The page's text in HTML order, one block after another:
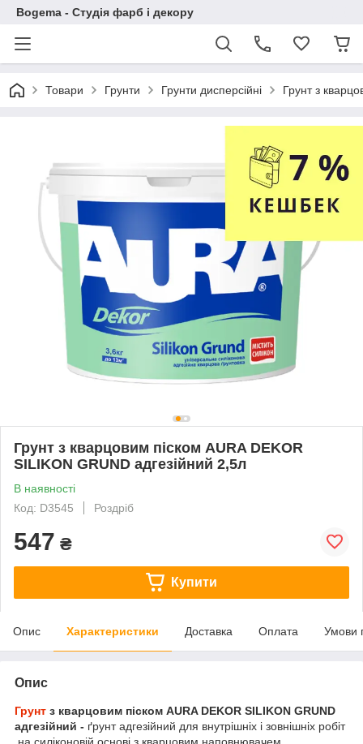
Bogema - Студія фарб і декору
Товари Грунти Грунти дисперсійні Грунт з
Грунт з кварцовим піском AURA DEKOR
SILIKON GRUND адгезійний 2,5л
В наявності
Код: D3545
Роздріб
547 ₴
Купити
Опис Характеристики Доставка Оплата Умови
Опис
Грунт з кварцовим піском AURA DEKOR SILIKON GRUND
адгезійний - ґрунт адгезійний для внутрішніх і зовнішніх робіт
на силіконовій основі з кварцовим наповнювачем,